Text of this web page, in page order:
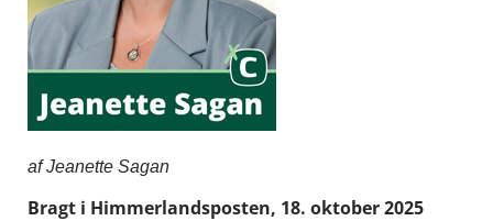
af Jeanette Sagan
Bragt i Himmerlandsposten, 18. oktober 2025